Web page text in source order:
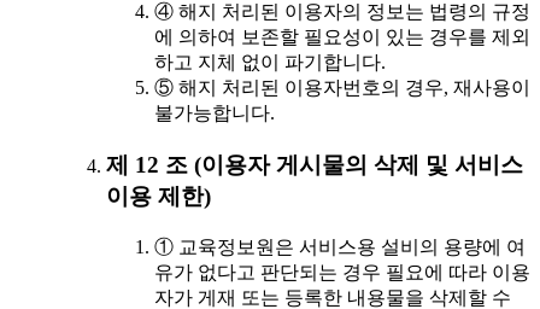
④ 해지 처리된 이용자의 정보는 법령의 규정
에 의하여 보존할 필요성이 있는 경우를 제외
하고 지체 없이 파기합니다.
⑤ 해지 처리된 이용자번호의 경우, 재사용이
불가능합니다.
제 12 조 (이용자 게시물의 삭제 및 서비스
이용 제한)
① 교육정보원은 서비스용 설비의 용량에 여
유가 없다고 판단되는 경우 필요에 따라 이용
자가 게재 또는 등록한 내용물을 삭제할 수